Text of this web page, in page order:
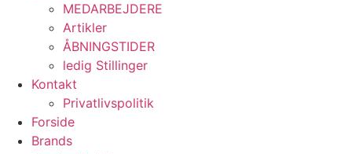
MEDARBEJDERE
Artikler
ÅBNINGSTIDER
ledig Stillinger
Kontakt
Privatlivspolitik
Forside
Brands